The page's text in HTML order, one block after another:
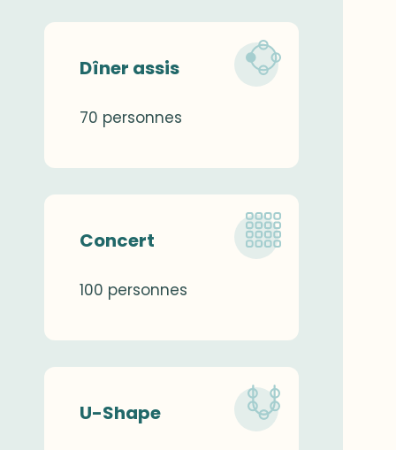
Dîner assis
70 personnes
Concert
100 personnes
U-Shape